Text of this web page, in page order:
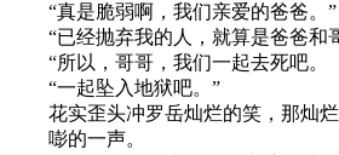
“真是脆弱啊，我们亲爱的爸爸。”
“已经抛弃我的人，就算是爸爸和
“所以，哥哥，我们一起去死吧。
“一起坠入地狱吧。”
花实歪头冲罗岳灿烂的笑，那灿烂
嘭的一声。